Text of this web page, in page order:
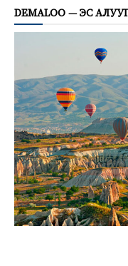
DEMALOO — ЭС